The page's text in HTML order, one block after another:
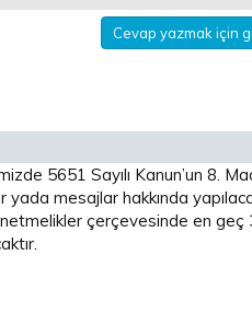
Cevap yazmak için
5651 Sayılı Kanun’un 8.
mesajlar hakkında
çerçevesinde en geç